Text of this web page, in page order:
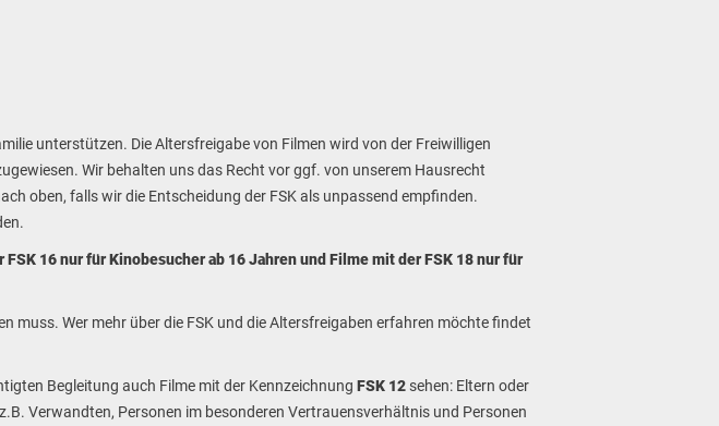
unterstützen. Die Altersfreigabe von Filmen wird von der Freiwilligen
Wir behalten uns das Recht vor ggf. von unserem Hausrecht
oben, falls wir die Entscheidung der FSK als unpassend empfinden.
16 nur für Kinobesucher ab 16 Jahren und Filme mit der FSK 18 nur für
muss. Wer mehr über die FSK und die Altersfreigaben erfahren möchte findet
Begleitung auch Filme mit der Kennzeichnung FSK 12 sehen: Eltern oder
Verwandten, Personen im besonderen Vertrauensverhältnis und Personen